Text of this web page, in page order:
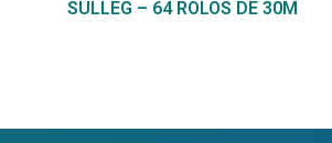
SULLEG – 64 ROLOS DE 30M